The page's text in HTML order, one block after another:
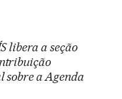
libera a seção
a Agenda